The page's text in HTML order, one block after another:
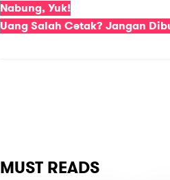
Nabung, Yuk!
Uang Salah Cetak? Jangan
MUST READS